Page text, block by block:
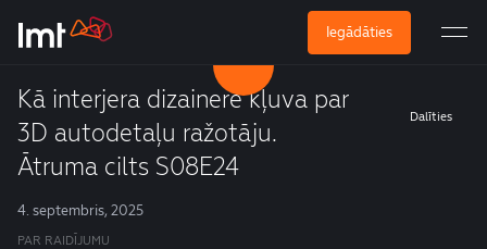
Iegādāties
Kā interjera dizainere kļuva par
3D autodetaļu ražotāju.
Ātruma cilts S08E24
Dalīties
4. septembris, 2025
PAR RAIDĪJUMU